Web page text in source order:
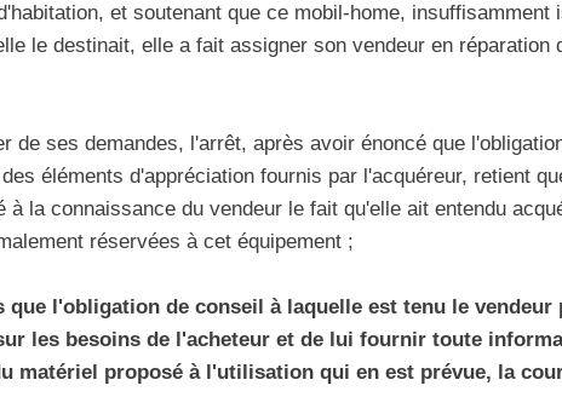
et soutenant que ce mobil-home, insuffisamment
le destinait, elle a fait assigner son vendeur en réparation
de ses demandes, l'arrêt, après avoir énoncé que
éléments d'appréciation fournis par l'acquéreur, retient
à la connaissance du vendeur le fait qu'elle ait entendu
réservées à cet équipement ;
que l'obligation de conseil à laquelle est tenu le
les besoins de l'acheteur et de lui fournir toute
matériel proposé à l'utilisation qui en est prévue, la